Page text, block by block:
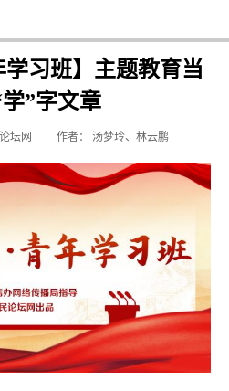
学习班】主题教育当
”字文章
坛网 作者： 汤梦玲、林云鹏